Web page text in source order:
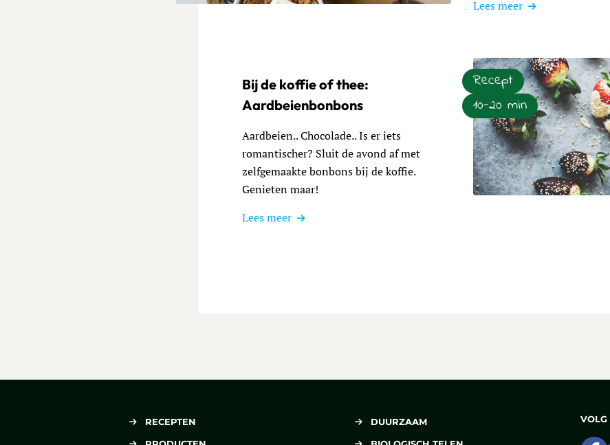
Lees meer
Recept
10-20 min
Bij de koffie of thee:
Aardbeienbonbons
Aardbeien.. Chocolade.. Is er iets
romantischer? Sluit de avond af met
zelfgemaakte bonbons bij de koffie.
Genieten maar!
Lees meer
RECEPTEN
DUURZAAM
VOLG